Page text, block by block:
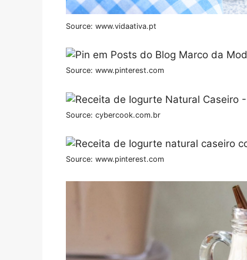
Source: www.vidaativa.pt
Source: www.pinterest.com
Source: cybercook.com.br
Source: www.pinterest.com